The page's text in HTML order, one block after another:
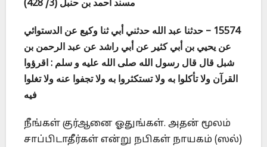
مسند أحمد بن حنبل (3/ 428)
15574 – حدثنا عبد الله حدثني أبي ثنا وكيع عن الدستوائي
عن يحيي بن أبي كثير عن أبي راشد عن عبد الرحمن بن
شبل قال قال رسول الله صلى الله عليه و سلم : اقرؤوا
القرآن ولا تأكلوا به ولا تستكثروا به ولا تجفوا عنه ولا تغلوا
فيه
நீங்கள் குர்ஆனை ஓதுங்கள். அதன் மூலம்
சாப்பிடாதீர்கள் என்று நபிகள் நாயகம் (ஸல்)